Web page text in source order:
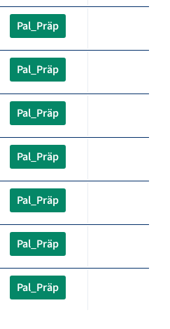
Pal_Präp
Pal_Präp
Pal_Präp
Pal_Präp
Pal_Präp
Pal_Präp
Pal_Präp